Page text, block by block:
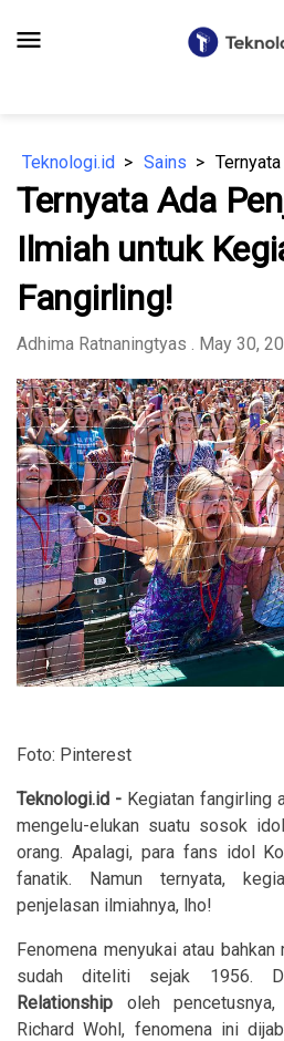
menu
Teknologi.id Sains
Ternyata Ada
Ilmiah untuk
Fangirling!
Adhima Ratnaningtyas . May 30,
Foto: Pinterest
Teknologi.id - Kegiatan fangirling
mengelu-elukan suatu sosok
orang. Apalagi, para fans idol
fanatik. Namun ternyata,
penjelasan ilmiahnya, lho!
Fenomena menyukai atau
sudah diteliti sejak 1956.
Relationship oleh
Richard Wohl, fenomena ini